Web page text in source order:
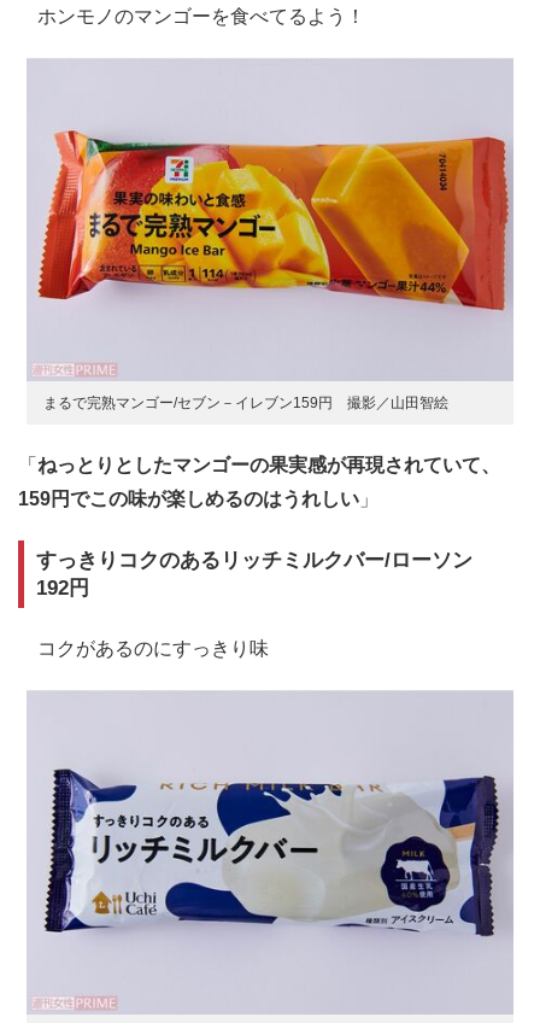
ホンモノのマンゴーを食べてるよう！
まるで完熟マンゴー/セブン－イレブン159円 撮影／山田智絵
「 ねっとりとしたマンゴーの果実感が再現されていて、
159円でこの味が楽しめるのはうれしい 」
すっきりコクのあるリッチミルクバー/ローソン
192円
コクがあるのにすっきり味